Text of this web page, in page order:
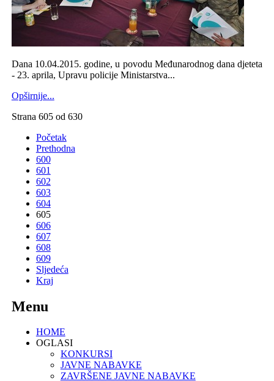
Dana 10.04.2015. godine, u povodu Međunarodnog dana djeteta
- 23. aprila, Upravu policije Ministarstva...
Opširnije...
Strana 605 od 630
Početak
Prethodna
600
601
602
603
604
605
606
607
608
609
Sljedeća
Kraj
Menu
HOME
OGLASI
KONKURSI
JAVNE NABAVKE
ZAVRŠENE JAVNE NABAVKE